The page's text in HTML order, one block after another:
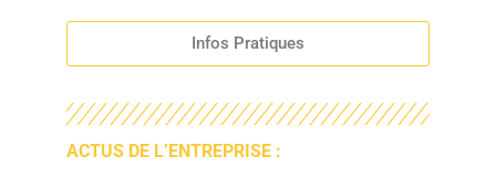
Infos Pratiques
ACTUS DE L’ENTREPRISE :